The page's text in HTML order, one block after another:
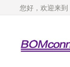
您好，欢迎来到